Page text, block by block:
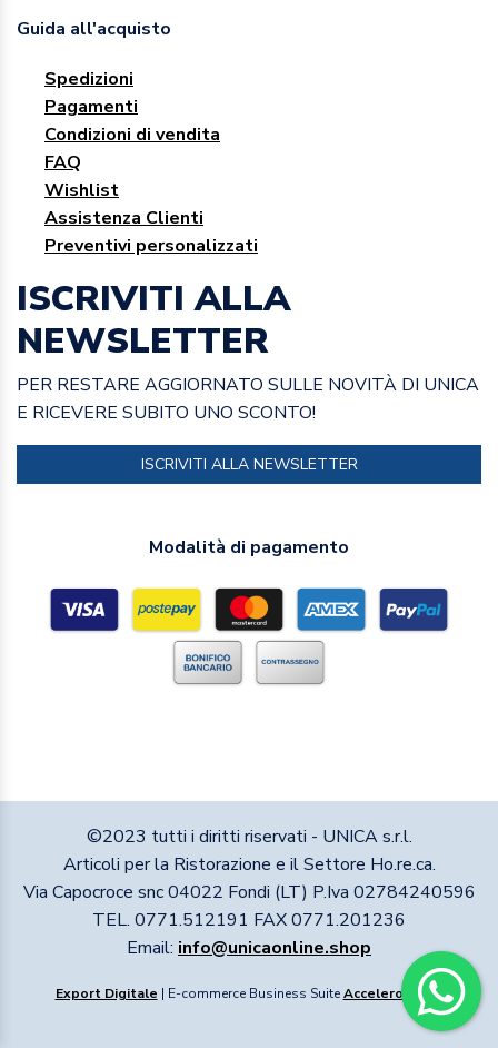
Guida all'acquisto
Spedizioni
Pagamenti
Condizioni di vendita
FAQ
Wishlist
Assistenza Clienti
Preventivi personalizzati
ISCRIVITI ALLA
NEWSLETTER
PER RESTARE AGGIORNATO SULLE NOVITÀ DI UNICA
E RICEVERE SUBITO UNO SCONTO!
ISCRIVITI ALLA NEWSLETTER
Modalità di pagamento
©2023 tutti i diritti riservati - UNICA s.r.l.
Articoli per la Ristorazione e il Settore Ho.re.ca.
Via Capocroce snc 04022 Fondi (LT) P.Iva 02784240596
TEL. 0771.512191 FAX 0771.201236
Email: info@unicaonline.shop
Export Digitale | E-commerce Business SuiteAccelero v1.1.1